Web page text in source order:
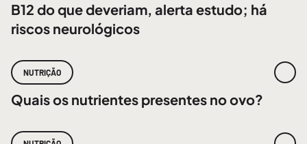
B12 do que deveriam, alerta estudo; há
riscos neurológicos
NUTRIÇÃO
Quais os nutrientes presentes no ovo?